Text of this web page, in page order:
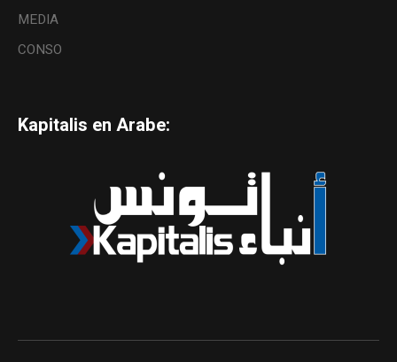
MEDIA
CONSO
Kapitalis en Arabe: